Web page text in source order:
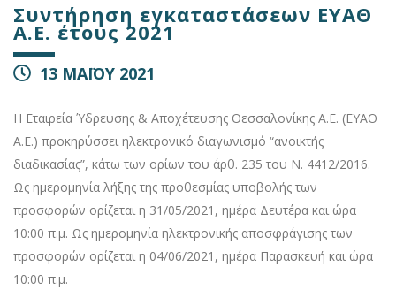
Συντήρηση εγκαταστάσεων ΕΥΑΘ
Α.Ε. έτους 2021
13 ΜΑΪΟΥ 2021
Η Εταιρεία Ύδρευσης & Αποχέτευσης Θεσσαλονίκης Α.Ε. (ΕΥΑΘ
Α.Ε.) προκηρύσσει ηλεκτρονικό διαγωνισμό “ανοικτής
διαδικασίας”, κάτω των ορίων του άρθ. 235 του Ν. 4412/2016.
Ως ημερομηνία λήξης της προθεσμίας υποβολής των
προσφορών ορίζεται η 31/05/2021, ημέρα Δευτέρα και ώρα
10:00 π.μ. Ως ημερομηνία ηλεκτρονικής αποσφράγισης των
προσφορών ορίζεται η 04/06/2021, ημέρα Παρασκευή και ώρα
10:00 π.μ.